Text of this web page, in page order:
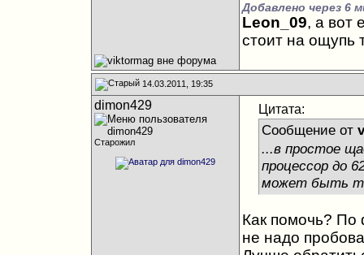
Добавлено через 6
Leon_09, а вот
стоит на ощупь
14.03.2011, 19:35
dimon429
Старожил
Цитата:
Сообщение от
...в простое
процессор до
может быть
Как помочь? По
не надо